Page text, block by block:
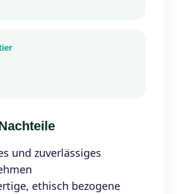
und zuverlässiges
ethisch bezogene